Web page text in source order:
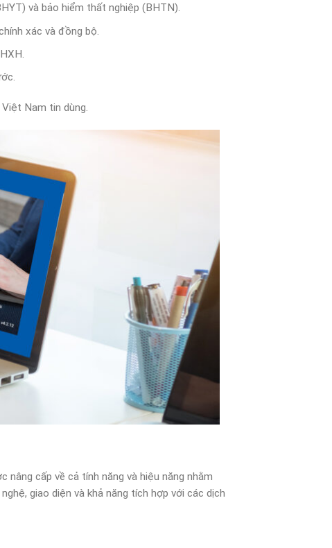
và bảo hiểm thất nghiệp (BHTN).
xác và đồng bộ.
Nam tin dùng.
cấp về cả tính năng và hiệu năng nhằm
giao diện và khả năng tích hợp với các dịch